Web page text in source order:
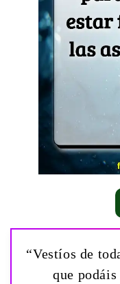
“Vestíos de
que